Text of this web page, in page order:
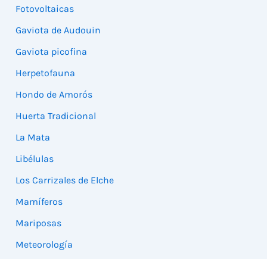
Fotovoltaicas
Gaviota de Audouin
Gaviota picofina
Herpetofauna
Hondo de Amorós
Huerta Tradicional
La Mata
Libélulas
Los Carrizales de Elche
Mamíferos
Mariposas
Meteorología